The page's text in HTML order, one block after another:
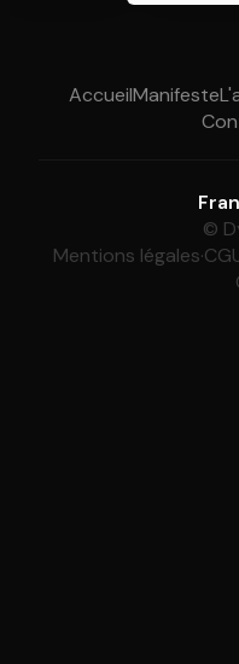
AccueilManifeste
©
Mentions légales·